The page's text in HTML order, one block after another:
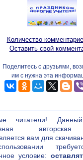
Количество
Оставить свой
Поделитесь с друзьями,
им с нужна эта
читатели!
авторская
вам для
условие: